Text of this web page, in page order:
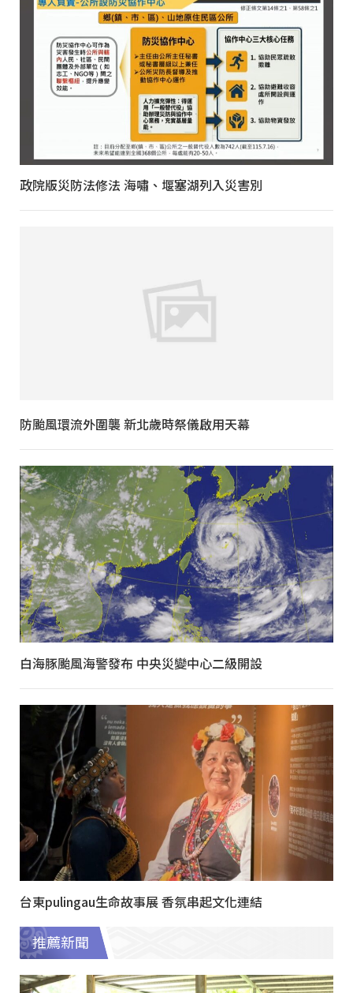
政院版災防法修法 海嘯、堰塞湖列入災害別
防颱風環流外圍襲 新北歲時祭儀啟用天幕
白海豚颱風海警發布 中央災變中心二級開設
台東pulingau生命故事展 香氛串起文化連結
推薦新聞